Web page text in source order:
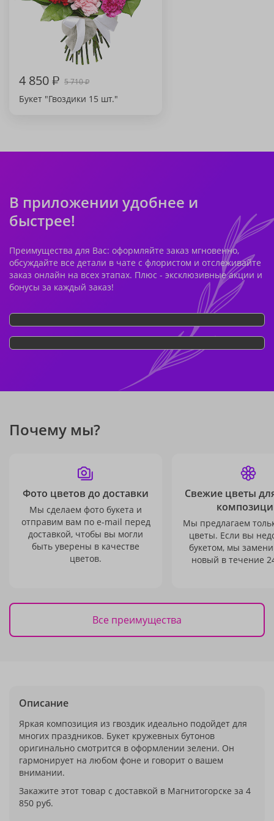
4 850₽ 5 710₽
Букет "Гвоздики 15 шт."
В приложении удобнее и
быстрее!
Преимущества для Вас: оформляйте заказ мгновенно,
обсуждайте все детали в чате с флористом и отслеживайте
заказ онлайн на всех этапах. Плюс - эксклюзивные акции и
бонусы за каждый заказ!
Почему мы?
Фото цветов до доставки
Мы сделаем фото букета и
отправим вам по e-mail перед
доставкой, чтобы вы могли
быть уверены в качестве
цветов.
Свежие цветы
Мы предлагаем
цветы. Если вы
букетом, мы
новый в течение
Все преимущества
Описание
Яркая композиция из гвоздик идеально подойдет для
многих праздников. Букет кружевных бутонов
оригинально смотрится в оформлении зелени. Он
гармонирует на любом фоне и говорит о вашем
внимании.
Закажите этот товар с доставкой в Магнитогорске за 4
850 руб.